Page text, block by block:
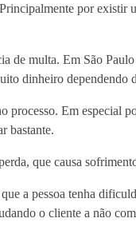
por
de multa. Em São
dinheiro dependendo
Em especial
bastante.
que causa
a pessoa tenha
o cliente a não